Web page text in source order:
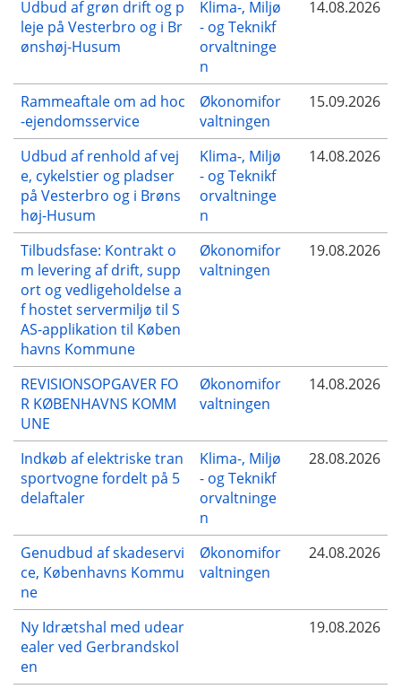
Udbud af grøn drift og p
leje på Vesterbro og i Br
ønshøj-Husum
Klima-, Miljø
- og Teknikf
orvaltninge
n
14.08.2026
Rammeaftale om ad hoc
-ejendomsservice
Økonomifor
valtningen
15.09.2026
Udbud af renhold af vej
e, cykelstier og pladser
på Vesterbro og i Brøns
høj-Husum
Klima-, Miljø
- og Teknikf
orvaltninge
n
14.08.2026
Tilbudsfase: Kontrakt o
m levering af drift, supp
ort og vedligeholdelse a
f hostet servermiljø til S
AS-applikation til Køben
havns Kommune
Økonomifor
valtningen
19.08.2026
REVISIONSOPGAVER FO
R KØBENHAVNS KOMM
UNE
Økonomifor
valtningen
14.08.2026
Indkøb af elektriske tran
sportvogne fordelt på 5
delaftaler
Klima-, Miljø
- og Teknikf
orvaltninge
n
28.08.2026
Genudbud af skadeservi
ce, Københavns Kommu
ne
Økonomifor
valtningen
24.08.2026
Ny Idrætshal med udear
ealer ved Gerbrandskol
en
19.08.2026